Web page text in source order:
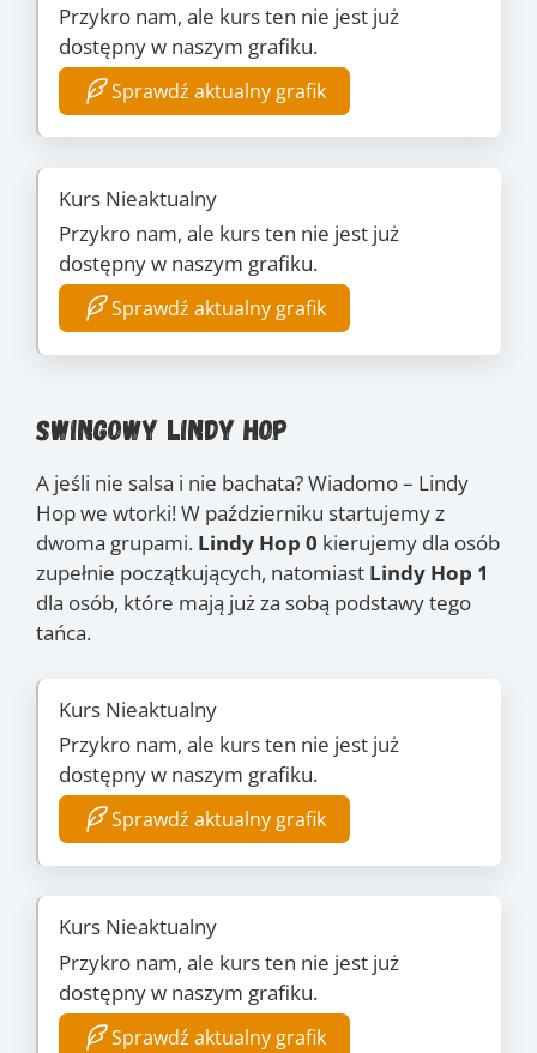
Przykro nam, ale kurs ten nie jest już
dostępny w naszym grafiku.
Sprawdź aktualny grafik
Kurs Nieaktualny
Przykro nam, ale kurs ten nie jest już
dostępny w naszym grafiku.
Sprawdź aktualny grafik
Swingowy Lindy Hop
A jeśli nie salsa i nie bachata? Wiadomo – Lindy
Hop we wtorki! W październiku startujemy z
dwoma grupami. Lindy Hop 0 kierujemy dla osób
zupełnie początkujących, natomiast Lindy Hop 1
dla osób, które mają już za sobą podstawy tego
tańca.
Kurs Nieaktualny
Przykro nam, ale kurs ten nie jest już
dostępny w naszym grafiku.
Sprawdź aktualny grafik
Kurs Nieaktualny
Przykro nam, ale kurs ten nie jest już
dostępny w naszym grafiku.
Sprawdź aktualny grafik